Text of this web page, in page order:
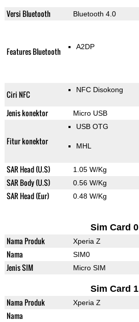
Versi Bluetooth Bluetooth 4.0
Features Bluetooth A2DP
Ciri NFC NFC Disokong
Jenis konektor Micro USB
Fitur konektor
USB OTG
MHL
SAR Head (U.S) 1.05 W/Kg
SAR Body (U.S) 0.56 W/Kg
SAR Head (Eur) 0.48 W/Kg
Sim Card 0
Nama Produk Xperia Z
Nama SIM0
Jenis SIM Micro SIM
Sim Card 1
Nama Produk Xperia Z
Nama